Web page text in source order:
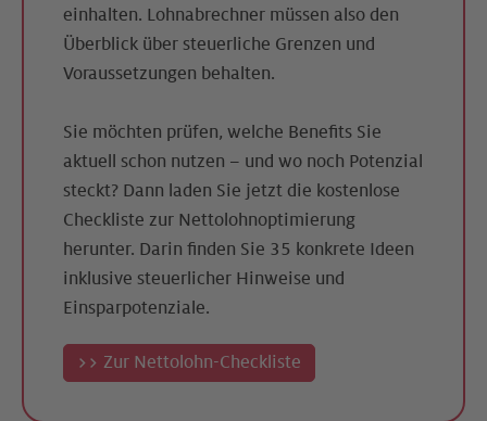
einhalten. Lohnabrechner müssen also den
Überblick über steuerliche Grenzen und
Voraussetzungen behalten.
Sie möchten prüfen, welche Benefits Sie
aktuell schon nutzen – und wo noch Potenzial
steckt? Dann laden Sie jetzt die kostenlose
Checkliste zur Nettolohnoptimierung
herunter. Darin finden Sie 35 konkrete Ideen
inklusive steuerlicher Hinweise und
Einsparpotenziale.
>> Zur Nettolohn-Checkliste